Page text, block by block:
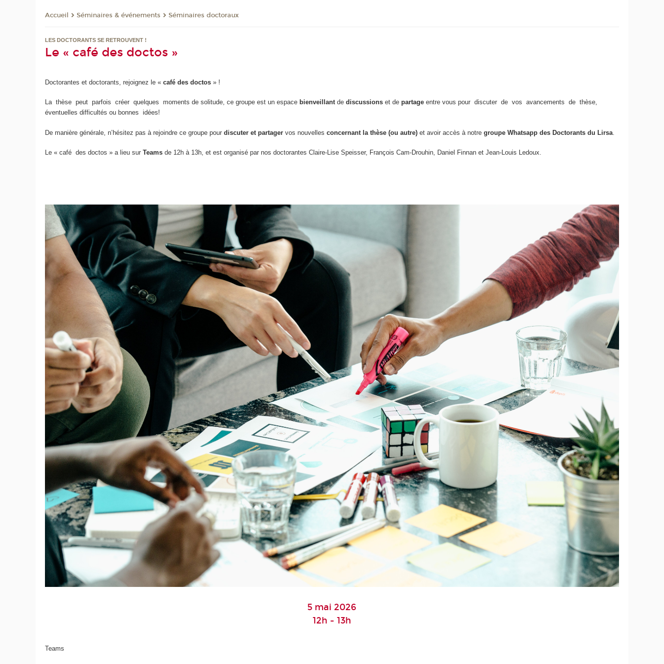
Accueil Séminaires & événements Séminaires doctoraux
LES DOCTORANTS SE RETROUVENT !
Le « café des doctos »
Doctorantes et doctorants, rejoignez le «café des doctos » !
La thèse peut parfois créer quelques moments de solitude, ce groupe est un espace bienveillantdediscussionset departageentre vous pour discuter de vos avancements de thèse,
éventuelles difficultés ou bonnes idées!
De manière générale, n’hésitez pas à rejoindre ce groupe pour discuter et partager vos nouvelles concernant la thèse (ou autre) et avoir accès à notregroupe Whatsapp des Doctorants du Lirsa
Le « café des doctos » a lieu surTeamsde 12h à 13h, et est organisé par nos doctorantes Claire-Lise Speisser, François Cam-Drouhin, Daniel Finnan et Jean-Louis Ledoux.
5 mai 2026
12h - 13h
Teams